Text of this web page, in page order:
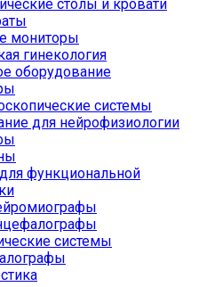
столы и кровати
мониторы
гинекология
оборудование
системы
для нейрофизиологии
функциональной
системы